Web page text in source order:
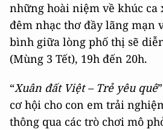
những hoài niệm về khúc ca
đêm nhạc thơ đầy lãng mạn
bình giữa lòng phố thị sẽ
(Mùng 3 Tết), 19h đến 20h.
“Xuân đất Việt – Trẻ yêu quê
cơ hội cho con em trải
thông qua các trò chơi mô